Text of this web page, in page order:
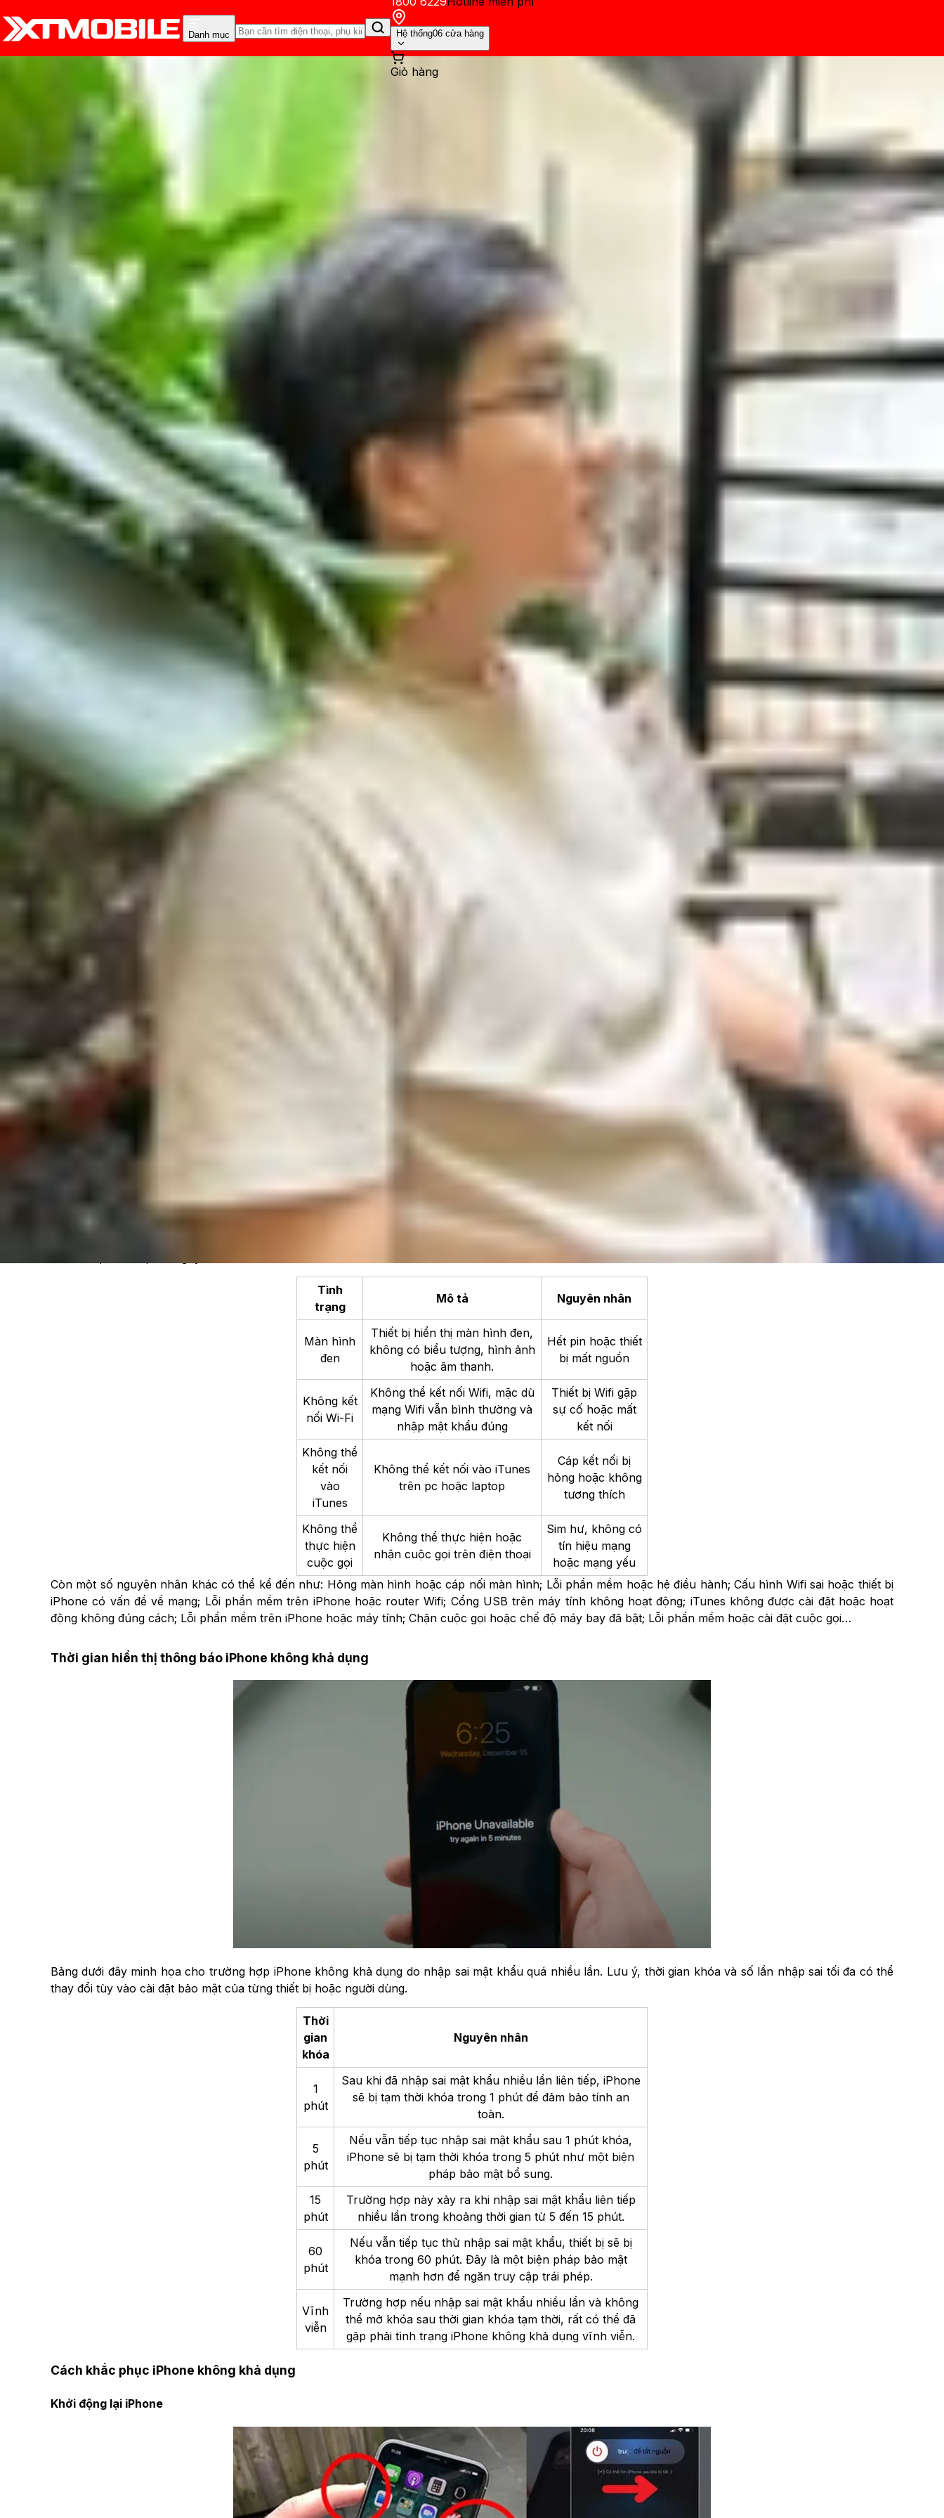
Danh mục Hệ thống06 cửa hàng
Giỏ hàng
Đánh Giá - Trên Tay
iPhone không khả dụng và 7 cách xử lý nhanh chóng nhất
Cập nhật:11/06/2024
Theo dõi XTMobile trên
Xử lý “tận gốc” iPhone không khả dụng, chi tiết về nguyên nhân và cách khắc phục nhanh chóng nhất!
Nguyên nhân khiến iPhone không khả dụng
Cách khắc phục iPhone không khả dụng
Xử lý “tận gốc” iPhone không khả dụng, chi tiết về nguyên nhân và cách khắc phục nhanh chóng nhất!
Thông thường khi nhập mật khẩu sai nhiều lần thì iPhone sẽ thông báo “iPhone không khả dụng” hoặc “iPhone Unavailable”. Tuy nhiên có nhiều nguyên
Apple
bị rơi vào tình trạng này. Sau đây là chi tiết mô tả các biểu hiện và nguyên nhân thường gặp khiến
iPhone không khả dụng. Bên cạnh đó trong nội dung này XTmobile cũng cung cấp kèm 7 cách xử lý nhanh chóng và dễ dàng nhất!
Nguyên nhân khiến iPhone không khả dụng
Như đã đề cập, nguyên nhân số 1 khiến iPhone không khả dụng là việc nhập sai mật khẩu mở máy quá nhiều lần. Khi này, màn hình máy có thể hiển thị màu
đen cùng thông báo 'iPhone Unavailable' kèm theo đó là một đồng hồ đếm ngược thời gian. Ngoài ra iPhone còn có thể bị không khả dụng vĩnh viễn hoặc
Tình
trạng
Mô tả Nguyên nhân
Màn hình
đen
Thiết bị hiển thị màn hình đen,
không có biểu tượng, hình ảnh
hoặc âm thanh.
Hết pin hoặc thiết
bị mất nguồn
Không kết
nối Wi-Fi
Không thể kết nối Wifi, mặc dù
mạng Wifi vẫn bình thường và
nhập mật khẩu đúng
Thiết bị Wifi gặp
sự cố hoặc mất
kết nối
Không thể
kết nối
vào
iTunes
Không thể kết nối vào iTunes
trên pc hoặc laptop
Cáp kết nối bị
hỏng hoặc không
tương thích
Không thể
thực hiện
cuộc gọi
Không thể thực hiện hoặc
nhận cuộc gọi trên điện thoại
Sim hư, không có
tín hiệu mạng
hoặc mạng yếu
Còn một số nguyên nhân khác có thể kể đến như: Hỏng màn hình hoặc cáp nối màn hình; Lỗi phần mềm hoặc hệ điều hành; Cấu hình Wifi sai hoặc thiết bị
iPhone có vấn đề về mạng; Lỗi phần mềm trên iPhone hoặc router Wifi; Cổng USB trên máy tính không hoạt động; iTunes không được cài đặt hoặc hoạt
động không đúng cách; Lỗi phần mềm trên iPhone hoặc máy tính; Chặn cuộc gọi hoặc chế độ máy bay đã bật; Lỗi phần mềm hoặc cài đặt cuộc gọi…
Thời gian hiển thị thông báo iPhone không khả dụng
Bảng dưới đây minh họa cho trường hợp iPhone không khả dụng do nhập sai mật khẩu quá nhiều lần. Lưu ý, thời gian khóa và số lần nhập sai tối đa có thể
thay đổi tùy vào cài đặt bảo mật của từng thiết bị hoặc người dùng.
Thời
gian
khóa
Nguyên nhân
1
phút
Sau khi đã nhập sai mật khẩu nhiều lần liên tiếp, iPhone
sẽ bị tạm thời khóa trong 1 phút để đảm bảo tính an
toàn.
5
phút
Nếu vẫn tiếp tục nhập sai mật khẩu sau 1 phút khóa,
iPhone sẽ bị tạm thời khóa trong 5 phút như một biện
pháp bảo mật bổ sung.
15
phút
Trường hợp này xảy ra khi nhập sai mật khẩu liên tiếp
nhiều lần trong khoảng thời gian từ 5 đến 15 phút.
60
phút
Nếu vẫn tiếp tục thử nhập sai mật khẩu, thiết bị sẽ bị
khóa trong 60 phút. Đây là một biện pháp bảo mật
mạnh hơn để ngăn truy cập trái phép.
Vĩnh
viễn
Trường hợp nếu nhập sai mật khẩu nhiều lần và không
thể mở khóa sau thời gian khóa tạm thời, rất có thể đã
gặp phải tình trạng iPhone không khả dụng vĩnh viễn.
Cách khắc phục iPhone không khả dụng
Khởi động lại iPhone